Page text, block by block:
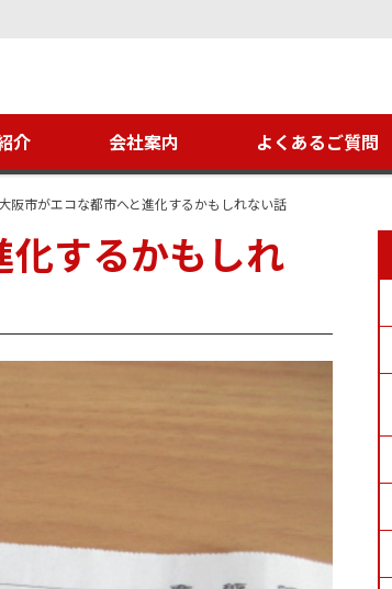
介 会社案内 よくあるご質問
阪市がエコな都市へと進化するかもしれない話
するかもしれ